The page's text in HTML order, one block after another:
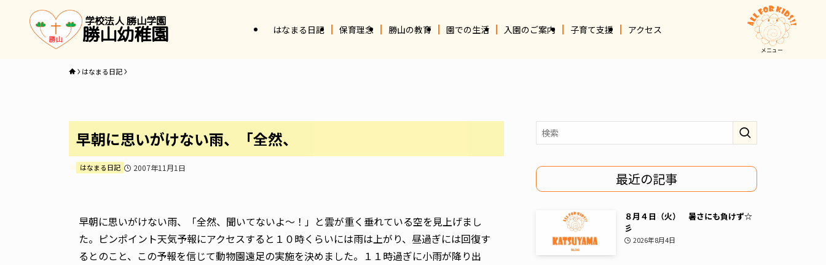
学校法人 勝山学園
勝山幼稚園 はなまる日記 保育理念 勝山の教育 園での生活 入園のご案内 子育て支援 アクセス
メニュー
はなまる日記
早朝に思いがけない雨、「全然、
はなまる日記 2007年11月1日
早朝に思いがけない雨、「全然、聞いてないよ〜！」と雲が重く垂れている空を見上げまし
た。ピンポイント天気予報にアクセスすると１０時くらいには雨は上がり、昼過ぎには回復す
るとのこと、この予報を信じて動物園遠足の実施を決めました。１１時過ぎに小雨が降り出
最近の記事
８月４日（火） 暑さにも負けず☆
彡
2026年8月4日